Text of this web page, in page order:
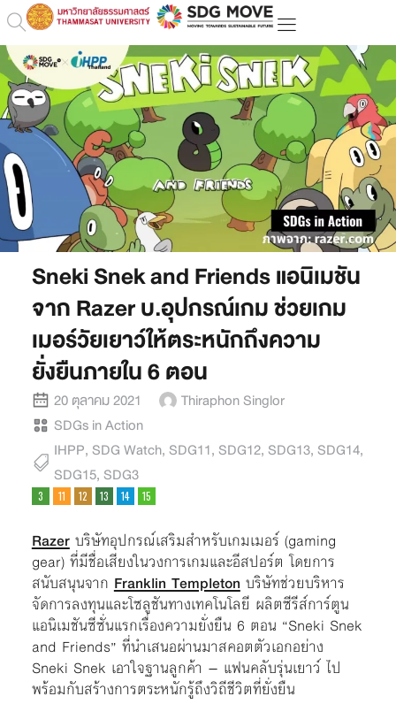
Sneki Snek and Friends แอนิเมชัน
จาก Razer บ.อุปกรณ์เกม ช่วยเกม
เมอร์วัยเยาว์ให้ตระหนักถึงความ
ยั่งยืนภายใน 6 ตอน
20 ตุลาคม 2021
Thiraphon Singlor
SDGs in Action
IHPP, SDG Watch, SDG11, SDG12, SDG13, SDG14,
SDG15, SDG3
Razerบริษัทอุปกรณ์เสริมสำหรับเกมเมอร์ (gaming
gear) ที่มีชื่อเสียงในวงการเกมและอีสปอร์ต โดยการ
สนับสนุนจากFranklin Templetonบริษัทช่วยบริหาร
จัดการลงทุนและโซลูชันทางเทคโนโลยี ผลิตซีรีส์การ์ตูน
แอนิเมชันซีซั่นแรกเรื่องความยั่งยืน 6 ตอน “Sneki Snek
and Friends” ที่นำเสนอผ่านมาสคอตตัวเอกอย่าง
Sneki Snek เอาใจฐานลูกค้า – แฟนคลับรุ่นเยาว์ ไป
พร้อมกับสร้างการตระหนักรู้ถึงวิถีชีวิตที่ยั่งยืน